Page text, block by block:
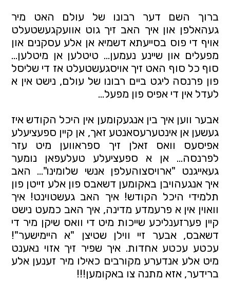
ברוך השם דער רבונו של עולם האט מיר
געהאלפן און איך האב זיך גוט אוועקגעשטעלט
אויף די פוס בסייעתא דשמיא אן אלע עסקנים און
מפעלים און שיינע נעמען… טיטלען אן מיטלען…
סוף כל סוף האט זיך אויסגעשטעלט אז די שליסל
פון פרנסה ליגט ביים רבונו של עולם, נישט אין א
לעדל אין די אפיס פון מפעל…
אבער ווען איך בין אנגעקומען אין היכל הקודש איז
געשען אן אינטערעסאנטע זאך, אן קיין ספעציעלע
אפיסעס וואס זאלן זיך ספראווען מיט עזר
לפרנסה... אן א ספעציעלע טעלעפאן נומער
געאייגנט "ארויסצוהעלפן אנשי שלומינו"... האב
איך אנגעהויבן באקומען דשאבס פון אלע זייטן פון
תלמידי היכל הקודש! איך האב געשטוינט! איך
וואוין אין א פרעמדע מדינה, איך האב כמעט נישט
קיין פערזענליכע שייכות מיט די וואס שיקן מיר די
דשאבס, אבער זיי ווילן שטיצן "א היימישער"!
עכטע עכטע אחדות. איך שפיר זיך אזוי נאענט
מיט אלע אנדערע מקורבים כאילו מיר זענען אלע
ברידער, אזא מתנה צו באקומען!!!